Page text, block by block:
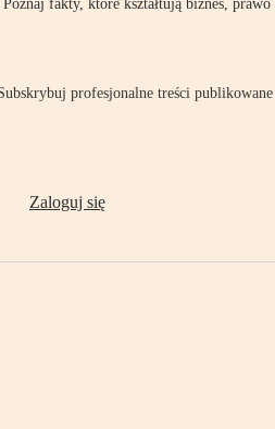
fakty, które kształtują biznes, prawo
profesjonalne treści publikowane
Zaloguj się